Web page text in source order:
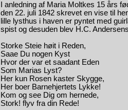
I anledning af Maria Moltkes 15 års
den 22. juli 1842 skrevet en vise til
lille lysthus i haven er pyntet med
spist og desuden blev H.C.
Storke Steie høit i Reden,
Saae Du nogen Kyst
Hvor der var et saadant Eden
Som Marias Lyst?
Her kun Rosen kaster Skygge,
Her boer Barnehjertets Lykke!
Kom og see Dig om hernede,
Stork! flyv fra din Rede!